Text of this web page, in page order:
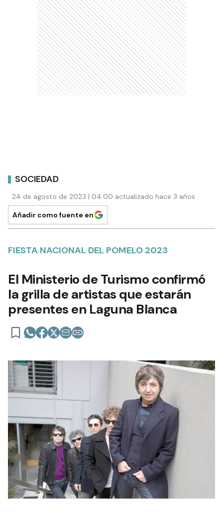
SOCIEDAD
24 de agosto de 2023 | 04:00 actualizado hace 3 años
Añadir como fuente en
FIESTA NACIONAL DEL POMELO 2023
El Ministerio de Turismo confirmó
la grilla de artistas que estarán
presentes en Laguna Blanca